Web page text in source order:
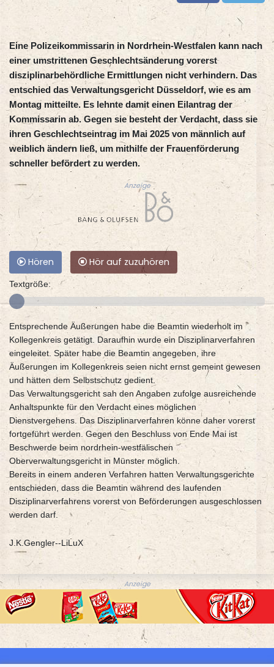
Eine Polizeikommissarin in Nordrhein-Westfalen kann nach
einer umstrittenen Geschlechtsänderung vorerst
disziplinarbehördliche Ermittlungen nicht verhindern. Das
entschied das Verwaltungsgericht Düsseldorf, wie es am
Montag mitteilte. Es lehnte damit einen Eilantrag der
Kommissarin ab. Gegen sie besteht der Verdacht, dass sie
ihren Geschlechtseintrag im Mai 2025 von männlich auf
weiblich ändern ließ, um mithilfe der Frauenförderung
schneller befördert zu werden.
Anzeige
Hören Hör auf zuzuhören
Textgröße:
Entsprechende Äußerungen habe die Beamtin wiederholt im
Kollegenkreis getätigt. Daraufhin wurde ein Disziplinarverfahren
eingeleitet. Später habe die Beamtin angegeben, ihre
Äußerungen im Kollegenkreis seien nicht ernst gemeint gewesen
und hätten dem Selbstschutz gedient.
Das Verwaltungsgericht sah den Angaben zufolge ausreichende
Anhaltspunkte für den Verdacht eines möglichen
Dienstvergehens. Das Disziplinarverfahren könne daher vorerst
fortgeführt werden. Gegen den Beschluss von Ende Mai ist
Beschwerde beim nordrhein-westfälischen
Oberverwaltungsgericht in Münster möglich.
Bereits in einem anderen Verfahren hatten Verwaltungsgerichte
entschieden, dass die Beamtin während des laufenden
Disziplinarverfahrens vorerst von Beförderungen ausgeschlossen
werden darf.
J.K.Gengler--LiLuX
Anzeige